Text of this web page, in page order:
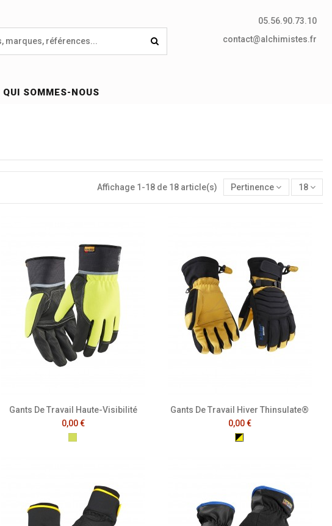
05.56.90.73.10
contact@alchimistes.fr
QUI SOMMES-NOUS
Affichage 1-18 de 18 article(s) Pertinence 18
Gants De Travail Haute-Visibilité
0,00 €
Jaune Fluo
Gants De Travail Hiver Thinsulate®
0,00 €
Noir/Jaune Fluo